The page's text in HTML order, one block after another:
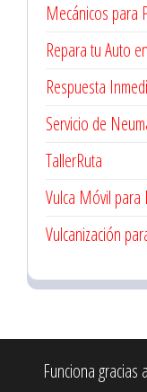
Mecánicos para
Repara tu Auto
Respuesta
Servicio de
TallerRuta
Vulca Móvil para
Vulcanización
Funciona gracias a